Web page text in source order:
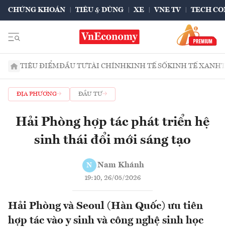
CHỨNG KHOÁN TIÊU & DÙNG XE VNE TV TECH
TIÊU ĐIỂMĐẦU TƯTÀI CHÍNHKINH TẾ SỐKINH TẾ XANH
ĐỊA PHƯƠNG ĐẦU TƯ
Hải Phòng hợp tác phát triển hệ
sinh thái đổi mới sáng tạo
N Nam Khánh
19:10, 26/05/2026
Hải Phòng và Seoul (Hàn Quốc) ưu tiên
hợp tác vào y sinh và công nghệ sinh học